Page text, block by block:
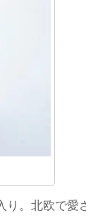
り。北欧で愛